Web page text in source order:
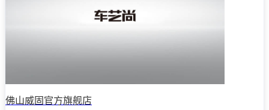
佛山威固官方旗舰店